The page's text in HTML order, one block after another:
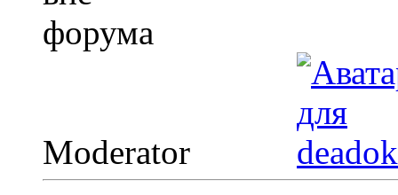
Moderator